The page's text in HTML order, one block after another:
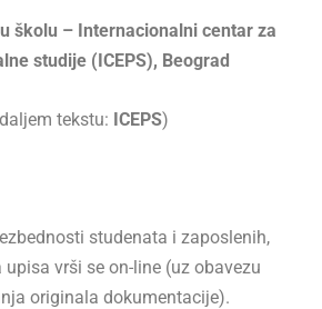
školu – Internacionalni centar za
studije (ICEPS), Beograd
tekstu: ICEPS)
studenata i zaposlenih,
vrši se on-line (uz obavezu
originala dokumentacije).